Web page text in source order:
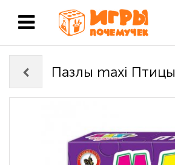
Пазлы maxi Птицы